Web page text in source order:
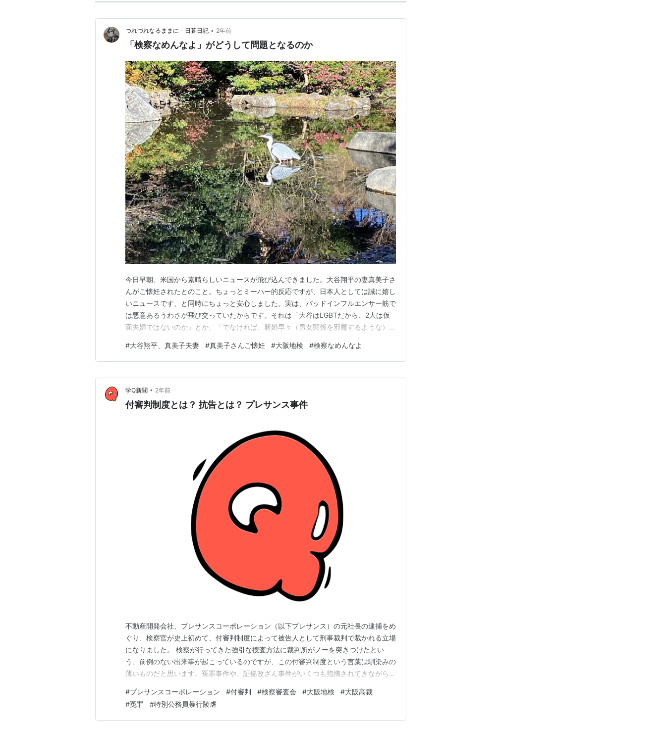
つれづれなるままに－日暮日記 • 2年前
「検察なめんなよ」がどうして問題となるのか
今日早朝、米国から素晴らしいニュースが飛び込んできました。大谷翔平の妻真美子さ
んがご懐妊されたとのこと。ちょっとミーハー的反応ですが、日本人としては誠に嬉し
いニュースです、と同時にちょっと安心しました。実は、バッドインフルエンサー筋で
は悪意あるうわさが飛び交っていたからです。それは「大谷はLGBTだから、2人は仮
面夫婦ではないのか」とか、「でなければ、新婚早々（男女関係を邪魔するような）犬
クセスを増やすために、意図的にでたらめ情報を流布する者はいます。また、そういう
情報に飛びついて、大谷を貶めるように面白おかしく周…
#大谷翔平、真美子夫妻 #真美子さんご懐妊 #大阪地検 #検察なめんなよ
学Q新聞 • 2年前
付審判制度とは？ 抗告とは？ プレサンス事件
不動産開発会社、プレサンスコーポレーション（以下プレサンス）の元社長の逮捕をめ
ぐり、検察官が史上初めて、付審判制度によって被告人として刑事裁判で裁かれる立場
になりました。 検察が行ってきた強引な捜査方法に裁判所がノーを突きつけたとい
う、前例のない出来事が起こっているのですが、この付審判制度という言葉は馴染みの
薄いものだと思います。冤罪事件や、証拠改ざん事件がいくつも指摘されてきながらも
間も檻の中に 発端となったのは、プレサンス元社長を業務上横領容疑で逮捕、起訴し
た事件です。検察がその証拠としたのは、当時部下だった男…
#プレサンスコーポレーション #付審判 #検察審査会 #大阪地検 #大阪高裁
#冤罪 #特別公務員暴行陵虐